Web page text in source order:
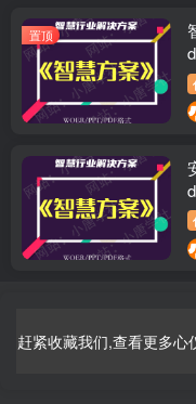
置顶
赶紧收藏我们,查看更多心